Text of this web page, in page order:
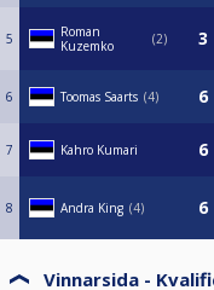
5
Roman
Kuzemko
2
6 Toomas Saarts 4
7 Kahro Kumari
8 Andra King 4
Vinnarsida -